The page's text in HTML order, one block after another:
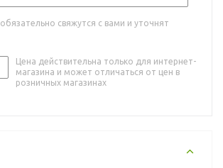
свяжутся с вами и уточнят
Цена действительна только для интернет-
магазина и может отличаться от цен в
розничных магазинах